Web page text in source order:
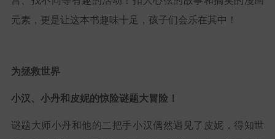
元素，更是让这本书趣味十足，孩子们会乐在其中！
为拯救世界
小汉、小丹和皮妮的惊险谜题大冒险！
谜题大师小丹和他的二把手小汉偶然遇见了皮妮，得知世